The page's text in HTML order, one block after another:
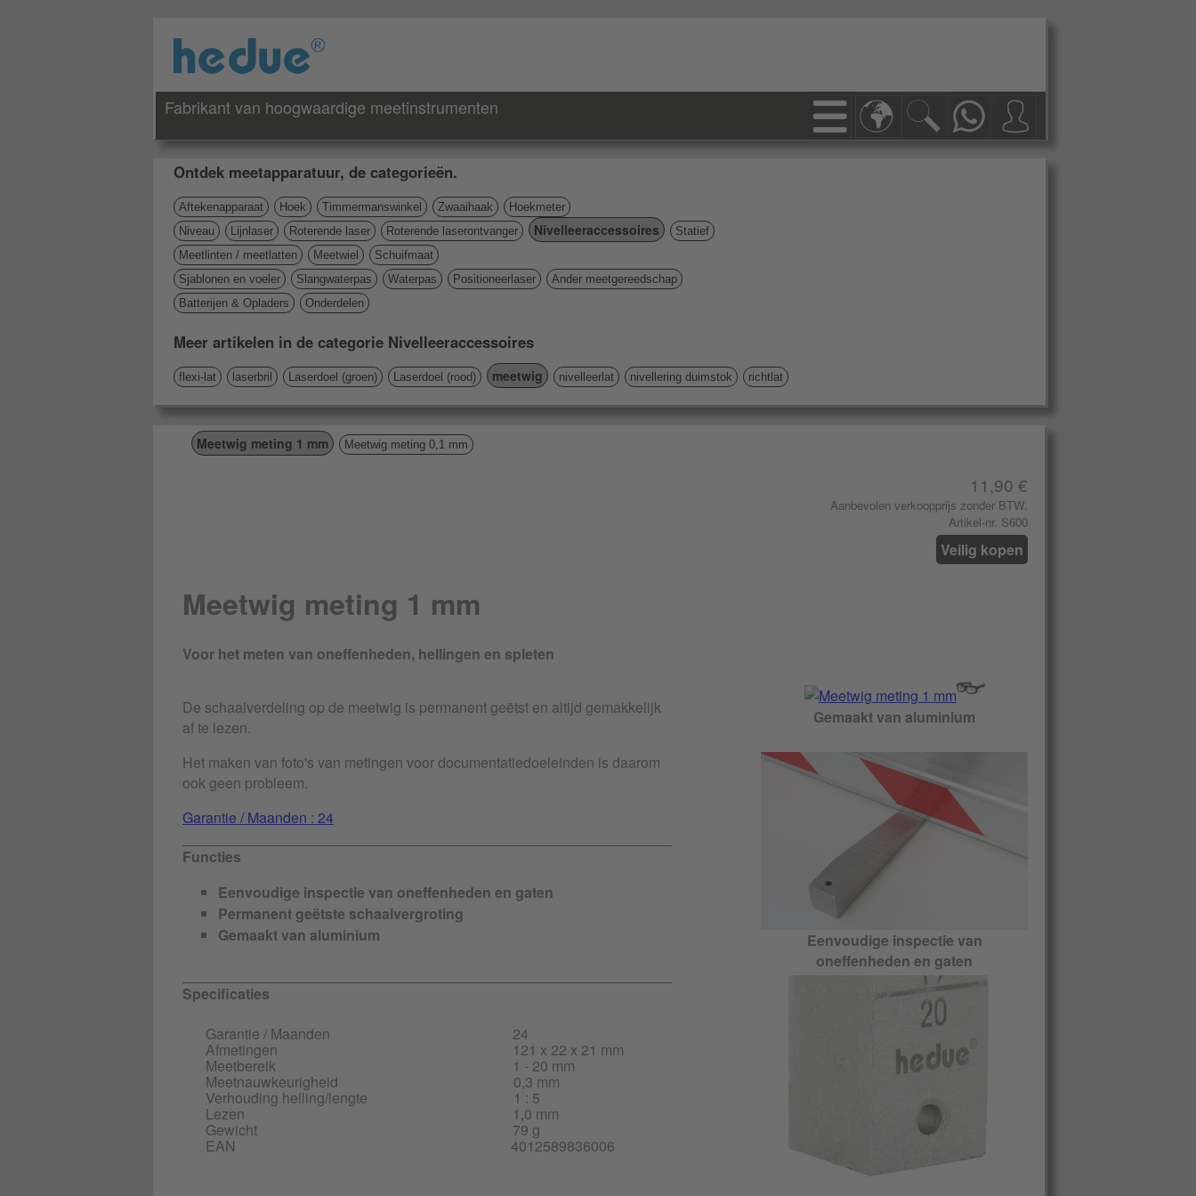
Fabrikant van hoogwaardige meetinstrumenten
Ontdek meetapparatuur, de categorieën.
Aftekenapparaat Hoek Timmermanswinkel Zwaaihaak
Hoekmeter
Niveau
Lijnlaser Roterende laser Roterende laserontvanger Nivelleeraccessoires
Statief
Meetlinten / meetlatten
Meetwiel
Schuifmaat
Sjablonen en voeler
Slangwaterpas Waterpas Positioneerlaser
Ander meetgereedschap
Batterijen & Opladers
Onderdelen
Meer artikelen in de categorie Nivelleeraccessoires
flexi-lat laserbril Laserdoel (groen) Laserdoel (rood) meetwig nivelleerlat nivellering duimstok richtlat
Meetwig meting 1 mm Meetwig meting 0,1 mm
11,90 €
Aanbevolen verkoopprijs zonder BTW.
Artikel-nr. S600
Veilig kopen
Meetwig meting 1 mm
Voor het meten van oneffenheden, hellingen en spleten
De schaalverdeling op de meetwig is permanent geëtst en altijd gemakkelijk
af te lezen.
Het maken van foto's van metingen voor documentatiedoeleinden is daarom
ook geen probleem.
Garantie / Maanden : 24
Functies
Eenvoudige inspectie van oneffenheden en gaten
Permanent geëtste schaalvergroting
Gemaakt van aluminium
Specificaties
Garantie / Maanden
24
Afmetingen 121 x 22 x 21 mm
Meetbereik 1 - 20 mm
Meetnauwkeurigheid 0,3 mm
Verhouding helling/lengte 1 : 5
Lezen 1,0 mm
Gewicht 79 g
EAN 4012589836006
Gemaakt van aluminium
Eenvoudige inspectie van
oneffenheden en gaten